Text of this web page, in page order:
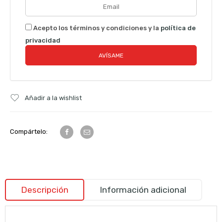
Acepto los términos y condiciones y la política de
privacidad
Añadir a la wishlist
Compártelo:
Descripción Información adicional